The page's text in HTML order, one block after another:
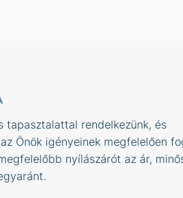
tapasztalattal rendelkezünk, és
Önök igényeinek megfelelően
nyílászárót az ár,